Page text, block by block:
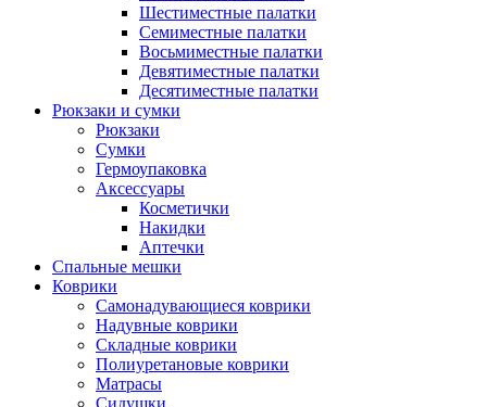
Шестиместные палатки
Семиместные палатки
Восьмиместные палатки
Девятиместные палатки
Десятиместные палатки
Рюкзаки и сумки
Рюкзаки
Сумки
Гермоупаковка
Аксессуары
Косметички
Накидки
Аптечки
Спальные мешки
Коврики
Самонадувающиеся коврики
Надувные коврики
Складные коврики
Полиуретановые коврики
Матрасы
Сидушки